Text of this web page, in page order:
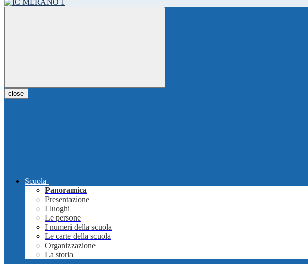
close
Scuola
Panoramica
Presentazione
I luoghi
Le persone
I numeri della scuola
Le carte della scuola
Organizzazione
La storia